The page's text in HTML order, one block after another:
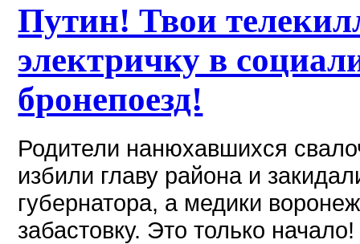
Путин! Твои
электричку в
бронепоезд!
Родители нанюхавшихся
избили главу района и
губернатора, а медики
забастовку. Это только начало!